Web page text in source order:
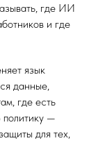
где ИИ
и где
язык
данные,
где есть
политику —
для тех,